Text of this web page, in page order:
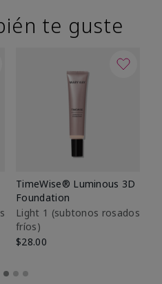
te guste
TimeWise® Luminous 3D
Foundation
Light 1​ (subtonos rosados
fríos)
$28.00